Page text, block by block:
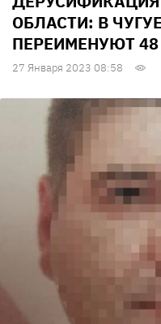
ОБЛАСТИ: В
ПЕРЕИМЕНУЮТ
27 Января 2023 08:58